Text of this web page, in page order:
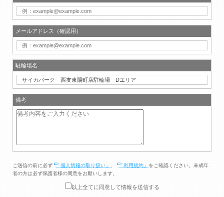
メールアドレス（確認用）
駐輪場名
備考
ご送信の前に必ず 「個人情報の取り扱い」 「利用規約」 をご確認ください。未成年
者の方は必ず保護者様の同意をお願いします。
以上全てに同意して情報を送信する